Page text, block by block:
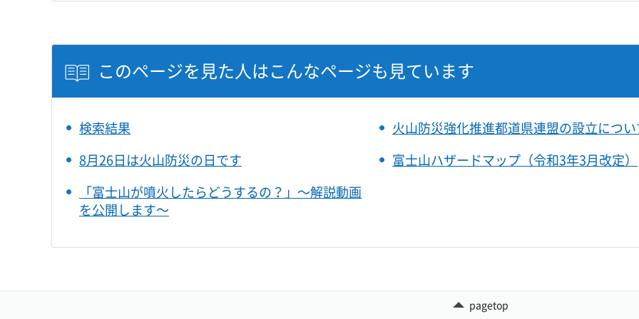
このページを見た人はこんなページも見ています
検索結果
火山防災強化推進都道県連盟の設立につ
8月26日は火山防災の日です
富士山ハザードマップ（令和3年3月改定）
「富士山が噴火したらどうするの？」～解説動画
を公開します～
pagetop